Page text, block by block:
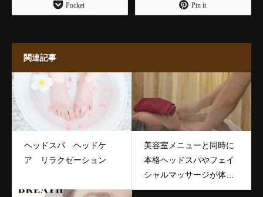
Pocket Pin it
関連記事
ヘッドスパ ヘッドケ
ア リラクゼーション
美容室メニューと同時に
本格ヘッドスパやフェイ
シャルマッサージが体感
できます(^^♪